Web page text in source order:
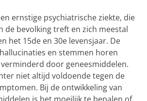
ernstige psychiatrische ziekte, die
de bevolking treft en zich meestal
het 15de en 30e levensjaar. De
en stemmen horen
door geneesmiddelen.
niet altijd voldoende tegen de
Bij de ontwikkeling van